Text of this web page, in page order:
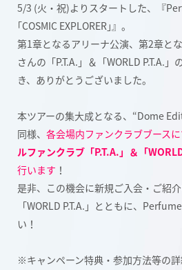
5/3 (火・祝)よりスタートした、『
｢COSMIC EXPLORER｣』。
第1章となるアリーナ公演、第2章と
さんの「P.T.A.」＆「WORLD P.T.A.
き、ありがとうございました。
本ツアーの集大成となる、“Dome
同様、 各会場内ファンクラブブースに
ルファンクラブ「P.T.A.」＆「
行います ！
是非、この機会に新規ご入会・ご紹介
「WORLD P.T.A.」とともに、
い！
※キャンペーン特典・参加方法等の